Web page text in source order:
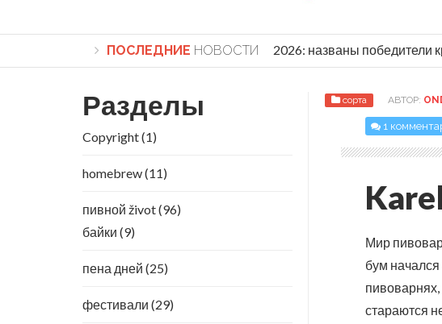
ПОСЛЕДНИЕ НОВОСТИ
World Beer Cup 2026: названы победители
сорта АВТОР:
1
Мир
бум
стараются
Разделы
Copyright(1)
homebrew(11)
пивной život(96)
байки (9)
пена дней (25)
фестивали (29)